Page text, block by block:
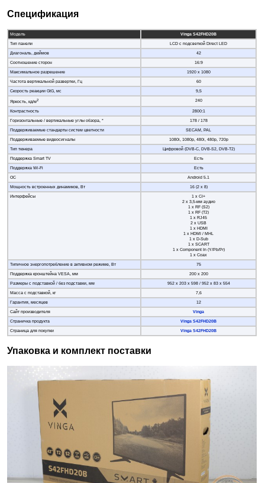
Спецификация
Модель
Vinga S42FHD20B
Тип панели
LCD с подсветкой Direct LED
Диагональ, дюймов
42
Соотношение сторон
16:9
Максимальное разрешение
1920 х 1080
Частота вертикальной развертки, Гц
60
Скорость реакции GtG, мс
9,5
Яркость, кд/м2 240
Контрастность
2800:1
Горизонтальные / вертикальные углы обзора, °
178 / 178
Поддерживаемые стандарты систем цветности
SECAM, PAL
Поддерживаемые видеосигналы
1080i, 1080p, 480i, 480p, 720p
Тип тюнера
Цифровой (DVB-C, DVB-S2, DVB-T2)
Поддержка Smart TV
Есть
Поддержка Wi-Fi
Есть
ОС
Android 5.1
Мощность встроенных динамиков, Вт
16 (2 x 8)
Интерфейсы
1 x CI+
2 x 3,5-мм аудио
1 х RF (S2)
1 х RF (T2)
1 x RJ45
2 х USB
1 х HDMI
1 x HDMI / MHL
1 х D-Sub
1 х SCART
1 х Component In (Y/Pb/Pr)
1 x Coax
Типичное энергопотребление в активном режиме, Вт
75
Поддержка кронштейна VESA, мм
200 х 200
Размеры с подставкой / без подставки, мм
952 х 203 х 598 / 952 х 83 х 554
Масса с подставкой, кг
7,6
Гарантия, месяцев
12
Сайт производителя
Vinga
Страничка продукта
Vinga S42FHD20B
Страница для покупки
Vinga S42FHD20B
Упаковка и комплект поставки